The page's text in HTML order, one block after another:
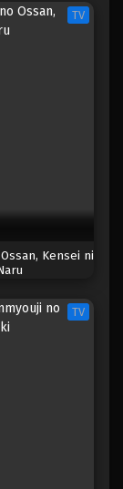
wa Hai
wa Hai
TV
Kensei ni
TV